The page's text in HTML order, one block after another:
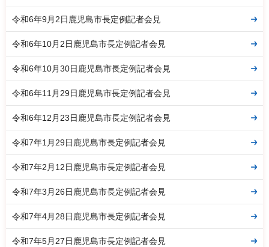
令和6年9月2日鹿児島市長定例記者会見
令和6年10月2日鹿児島市長定例記者会見
令和6年10月30日鹿児島市長定例記者会見
令和6年11月29日鹿児島市長定例記者会見
令和6年12月23日鹿児島市長定例記者会見
令和7年1月29日鹿児島市長定例記者会見
令和7年2月12日鹿児島市長定例記者会見
令和7年3月26日鹿児島市長定例記者会見
令和7年4月28日鹿児島市長定例記者会見
令和7年5月27日鹿児島市長定例記者会見